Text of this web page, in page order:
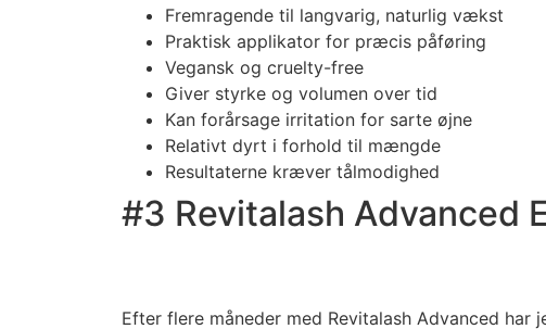
Fremragende til langvarig, naturlig vækst
Praktisk applikator for præcis påføring
Vegansk og cruelty-free
Giver styrke og volumen over tid
Kan forårsage irritation for sarte øjne
Relativt dyrt i forhold til mængde
Resultaterne kræver tålmodighed
#3 Revitalash Advanced
Efter flere måneder med Revitalash Advanced